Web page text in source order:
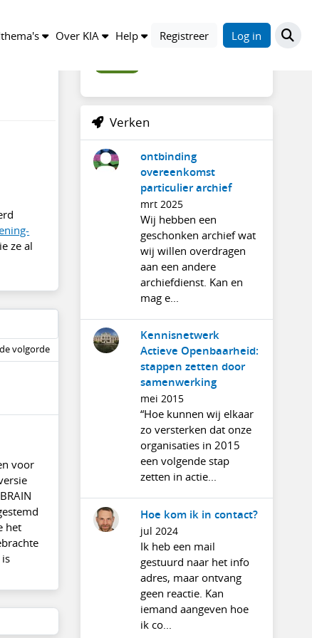
Over KIA Help Registreer Log in
ze al
volgorde
voor
het
Verken
ontbinding
overeenkomst
particulier archief
mrt 2025
Wij hebben een
geschonken archief wat
wij willen overdragen
aan een andere
archiefdienst. Kan en
mag e...
Kennisnetwerk
Actieve Openbaarheid:
stappen zetten door
samenwerking
mei 2015
“Hoe kunnen wij elkaar
zo versterken dat onze
organisaties in 2015
een volgende stap
zetten in actie...
Hoe kom ik in contact?
jul 2024
Ik heb een mail
gestuurd naar het info
adres, maar ontvang
geen reactie. Kan
iemand aangeven hoe
ik co...